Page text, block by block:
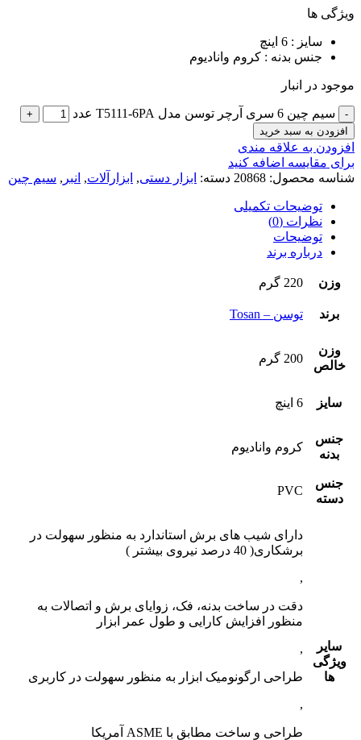
ویژگی ها
سایز : 6 اینچ
جنس بدنه : کروم وانادیوم
موجود در انبار
سیم چین 6 سری آرچر توسن مدل T5111-6PA عدد
افزودن به سبد خرید
افزودن به علاقه مندی
برای مقایسه اضافه کنید
شناسه محصول: 20868 دسته: ابزار دستی, ابزارآلات, انبر , سیم چین
توضیحات تکمیلی
نظرات (0)
توضیحات
درباره برند
وزن 220 گرم
برند توسن – Tosan
وزن
خالص
200 گرم
سایز 6 اینچ
جنس
بدنه
کروم وانادیوم
جنس
دسته
PVC
سایر
ویژگی
ها
دارای شیب های برش استاندارد به منظور سهولت در
برشکاری( 40 درصد نیروی بیشتر )
,
دقت در ساخت بدنه، فک، زوایای برش و اتصالات به
منظور افزایش کارایی و طول عمر ابزار
,
طراحی ارگونومیک ابزار به منظور سهولت در کاربری
,
طراحی و ساخت مطابق با ASME آمریکا